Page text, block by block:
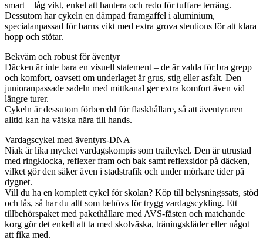
smart – låg vikt, enkel att hantera och redo för tuffare terräng.
Dessutom har cykeln en dämpad framgaffel i aluminium,
specialanpassad för barns vikt med extra grova stentions för att klara
hopp och stötar.
Bekväm och robust för äventyr
Däcken är inte bara en visuell statement – de är valda för bra grepp
och komfort, oavsett om underlaget är grus, stig eller asfalt. Den
junioranpassade sadeln med mittkanal ger extra komfort även vid
längre turer.
Cykeln är dessutom förberedd för flaskhållare, så att äventyraren
alltid kan ha vätska nära till hands.
Vardagscykel med äventyrs-DNA
Niak är lika mycket vardagskompis som trailcykel. Den är utrustad
med ringklocka, reflexer fram och bak samt reflexsidor på däcken,
vilket gör den säker även i stadstrafik och under mörkare tider på
dygnet.
Vill du ha en komplett cykel för skolan? Köp till belysningssats, stöd
och lås, så har du allt som behövs för trygg vardagscykling. Ett
tillbehörspaket med pakethållare med AVS-fästen och matchande
korg gör det enkelt att ta med skolväska, träningskläder eller något
att fika med.